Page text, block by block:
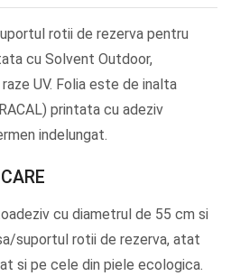
rotii de rezerva pentru
cu Solvent Outdoor,
UV. Folia este de inalta
printata cu adeziv
indelungat.
cu diametrul de 55 cm si
suportul rotii de rezerva, atat
si pe cele din piele ecologica.